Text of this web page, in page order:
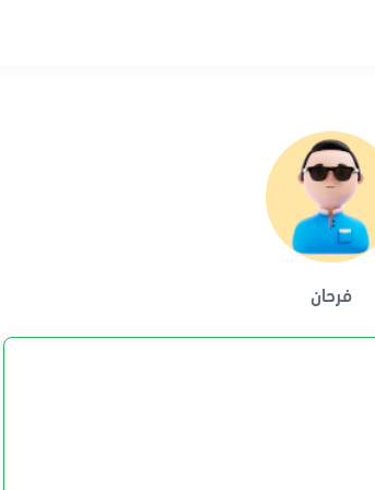
فرحان